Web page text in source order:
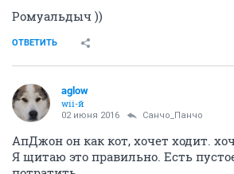
Ромуальдыч ))
ОТВЕТИТЬ
aglow
wii-й
02 июня 2016 Cанчо_Панчо
АпДжон он как кот, хочет ходит.
Я щитаю это правильно. Есть